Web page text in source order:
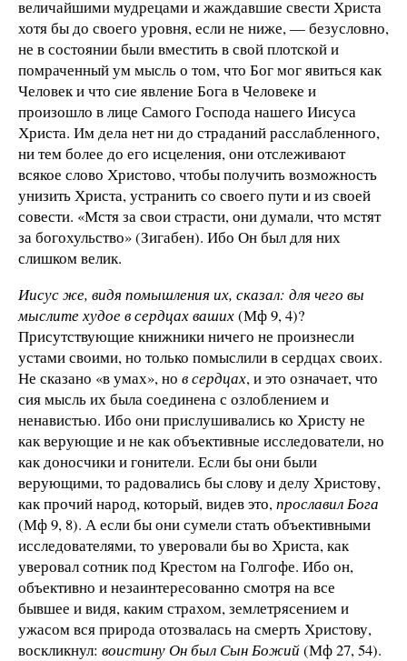
величайшими мудрецами и жаждавшие свести Христа
хотя бы до своего уровня, если не ниже, — безусловно,
не в состоянии были вместить в свой плотской и
помраченный ум мысль о том, что Бог мог явиться как
Человек и что сие явление Бога в Человеке и
произошло в лице Самого Господа нашего Иисуса
Христа. Им дела нет ни до страданий расслабленного,
ни тем более до его исцеления, они отслеживают
всякое слово Христово, чтобы получить возможность
унизить Христа, устранить со своего пути и из своей
совести. «Мстя за свои страсти, они думали, что мстят
за богохульство» (Зигабен). Ибо Он был для них
слишком велик.
Иисус же, видя помышления их, сказал: для чего вы
мыслите худое в сердцах ваших(Мф 9, 4)?
Присутствующие книжники ничего не произнесли
устами своими, но только помыслили в сердцах своих.
Не сказано «в умах», но в сердцах, и это означает, что
сия мысль их была соединена с озлоблением и
ненавистью. Ибо они прислушивались ко Христу не
как верующие и не как объективные исследователи, но
как доносчики и гонители. Если бы они были
верующими, то радовались бы слову и делу Христову,
как прочий народ, который, видев это,прославил Бога
(Мф 9, 8). А если бы они сумели стать объективными
исследователями, то уверовали бы во Христа, как
уверовал сотник под Крестом на Голгофе. Ибо он,
объективно и незаинтересованно смотря на все
бывшее и видя, каким страхом, землетрясением и
ужасом вся природа отозвалась на смерть Христову,
воскликнул: воистину Он был Сын Божий(Мф 27, 54).